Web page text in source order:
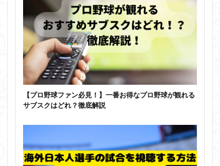
【プロ野球ファン必見！】一番お得なプロ野球が観れる
サブスクはどれ？徹底解説